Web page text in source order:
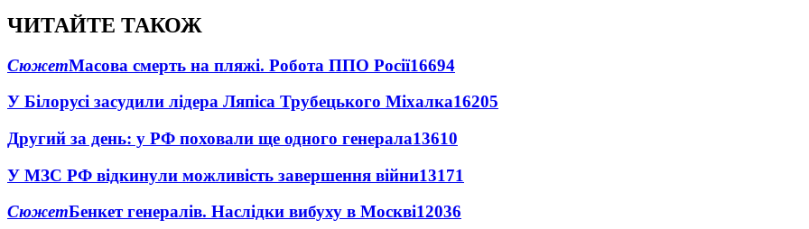
ЧИТАЙТЕ ТАКОЖ
СюжетМасова смерть на пляжі. Робота ППО Росії16694
У Білорусі засудили лідера Ляпіса Трубецького Міхалка16205
Другий за день: у РФ поховали ще одного генерала13610
У МЗС РФ відкинули можливість завершення війни13171
СюжетБенкет генералів. Наслідки вибуху в Москві12036